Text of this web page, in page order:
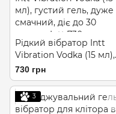
Рідкий вібратор Intt
Vibration Vodka (15 мл),
густий гель, дуже
смачний, діє до 30
хвилин
730 грн
3